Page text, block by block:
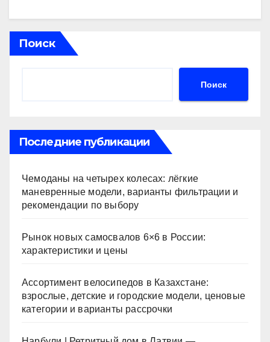
at
s
A
e
gr
a
er
n
ki
р
ть
Поиск
Поиск
Последние публикации
Чемоданы на четырех колесах: лёгкие
маневренные модели, варианты фильтрации и
рекомендации по выбору
Рынок новых самосвалов 6×6 в России:
характеристики и цены
Ассортимент велосипедов в Казахстане:
взрослые, детские и городские модели, ценовые
категории и варианты рассрочки